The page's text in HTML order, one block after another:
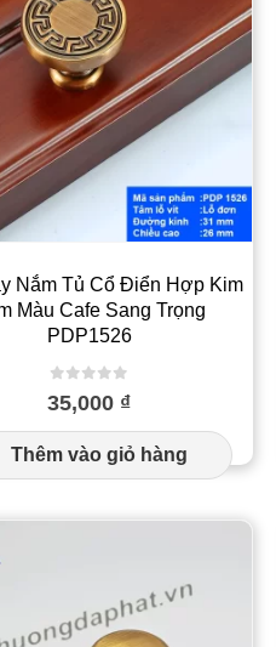
Nắm Tủ Cổ Điển Hợp Kim
Màu Cafe Sang Trọng
PDP1526
out of 5
35,000 ₫
Thêm vào giỏ hàng